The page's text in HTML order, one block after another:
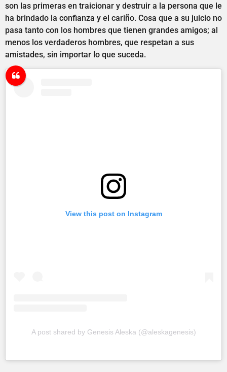
son las primeras en traicionar y destruir a la persona que le
ha brindado la confianza y el cariño. Cosa que a su juicio no
pasa tanto con los hombres que tienen grandes amigos; al
menos los verdaderos hombres, que respetan a sus
amistades, sin importar lo que suceda.
View this post on Instagram
A post shared by Genesis Aleska (@aleskagenesis)